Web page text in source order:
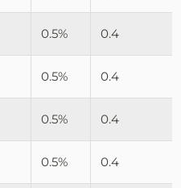
0.5% 0.4
0.5% 0.4
0.5% 0.4
0.5% 0.4